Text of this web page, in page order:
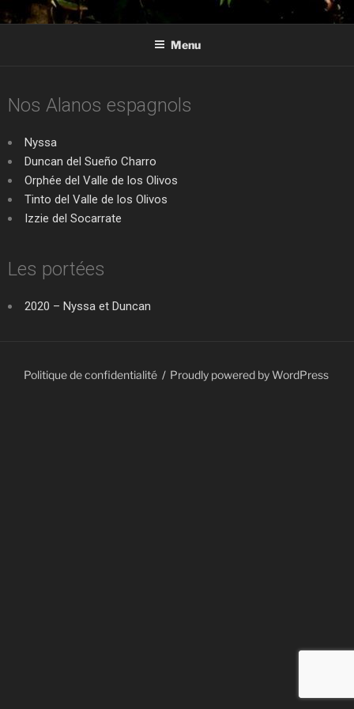
ALANOS DE LA REGULA
Élevage d'alanos espagnol en Aquitaine
Menu
Nos Alanos espagnols
Nyssa
Duncan del Sueño Charro​
Orphée del Valle de los Olivos
Tinto del Valle de los Olivos
Izzie del Socarrate
Les portées
2020 – Nyssa et Duncan​
Politique de confidentialité​ Proudly powered by WordPress